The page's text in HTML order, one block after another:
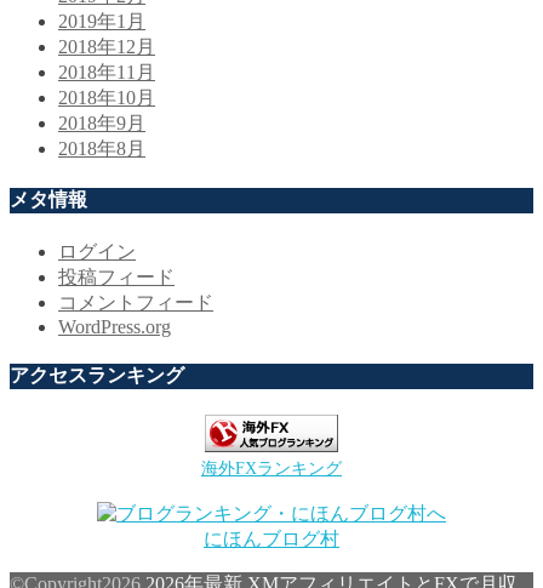
2019年1月
2018年12月
2018年11月
2018年10月
2018年9月
2018年8月
メタ情報
ログイン
投稿フィード
コメントフィード
WordPress.org
アクセスランキング
海外FXランキング
にほんブログ村